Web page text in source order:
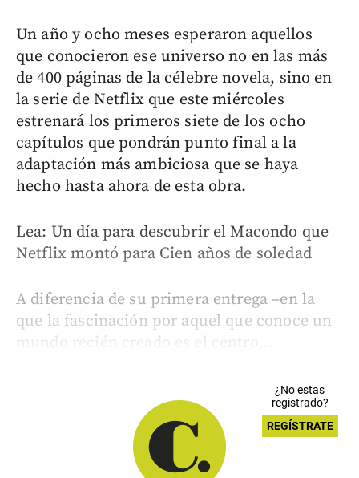
Un año y ocho meses esperaron aquellos
que conocieron ese universo no en las más
de 400 páginas de la célebre novela, sino en
la serie de Netflix que este miércoles
estrenará los primeros siete de los ocho
capítulos que pondrán punto final a la
adaptación más ambiciosa que se haya
hecho hasta ahora de esta obra.
Lea: Un día para descubrir el Macondo que
Netflix montó para Cien años de soledad
A diferencia de su primera entrega –en la
que la fascinación por aquel que conoce un
mundo recién creado es el centro...
¿No estas
registrado?
REGÍSTRATE